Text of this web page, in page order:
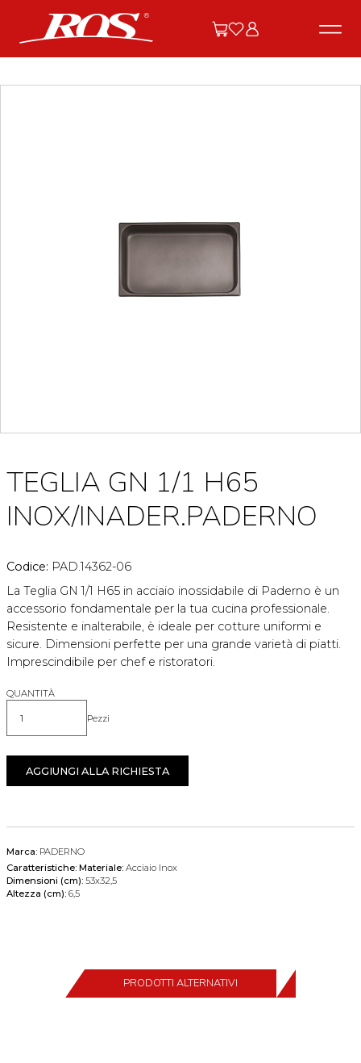
TEGLIA GN 1/1 H65
INOX/INADER.PADERNO
Codice: PAD.14362-06
La Teglia GN 1/1 H65 in acciaio inossidabile di Paderno è un
accessorio fondamentale per la tua cucina professionale.
Resistente e inalterabile, è ideale per cotture uniformi e
sicure. Dimensioni perfette per una grande varietà di piatti.
Imprescindibile per chef e ristoratori.
QUANTITÀ
Quantità Pezzi
AGGIUNGI ALLA RICHIESTA
Marca: PADERNO
Caratteristiche: Materiale: Acciaio Inox
Dimensioni (cm): 53x32,5
Altezza (cm): 6,5
PRODOTTI ALTERNATIVI